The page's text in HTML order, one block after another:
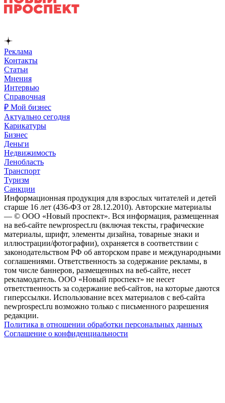
Реклама
Контакты
Статьи
Мнения
Интервью
Справочная
₽ Мой бизнес
Актуально сегодня
Карикатуры
Бизнес
Деньги
Недвижимость
Ленобласть
Транспорт
Туризм
Санкции
Информационная продукция для взрослых читателей и детей
старше 16 лет (436-ФЗ от 28.12.2010). Авторские материалы
— © ООО «Новый проспект». Вся информация, размещенная
на веб-сайте newprospect.ru (включая тексты, графические
материалы, шрифт, элементы дизайна, товарные знаки и
иллюстрации/фотографии), охраняется в соответствии с
законодательством РФ об авторском праве и международными
соглашениями. Ответственность за содержание рекламы, в
том числе баннеров, размещенных на веб-сайте, несет
рекламодатель. ООО «Новый проспект» не несет
ответственность за содержание веб-сайтов, на которые даются
гиперссылки. Использование всех материалов с веб-сайта
newprospect.ru возможно только с письменного разрешения
редакции.
Политика в отношении обработки персональных данных
Соглашение о конфиденциальности